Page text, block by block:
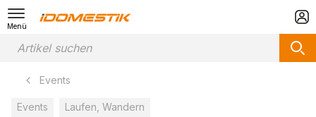
Menü
Events
Events Laufen, Wandern